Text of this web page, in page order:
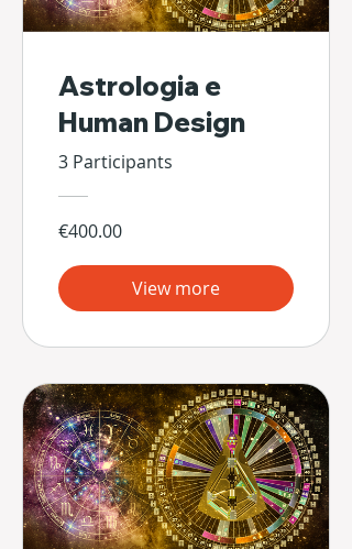
Astrologia e
Human Design
3 Participants
€400.00
View more